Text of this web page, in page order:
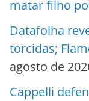
matar filho
Datafolha
torcidas;
agosto de
Cappelli